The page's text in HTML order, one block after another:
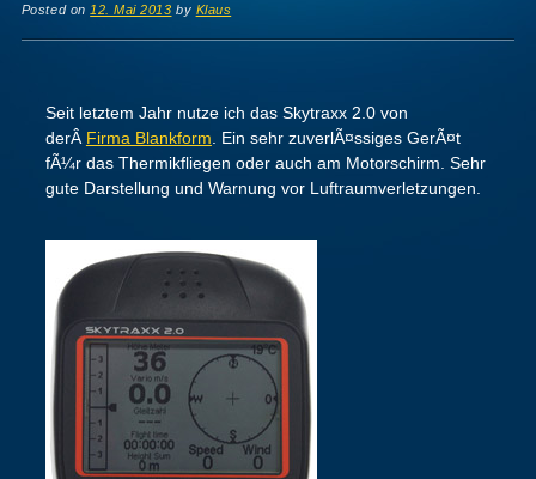
Posted on 12. Mai 2013 by Klaus
Seit letztem Jahr nutze ich das Skytraxx 2.0 von
derÂ Firma Blankform. Ein sehr zuverlÃ¤ssiges GerÃ¤t
fÃ¼r das Thermikfliegen oder auch am Motorschirm. Sehr
gute Darstellung und Warnung vor Luftraumverletzungen.